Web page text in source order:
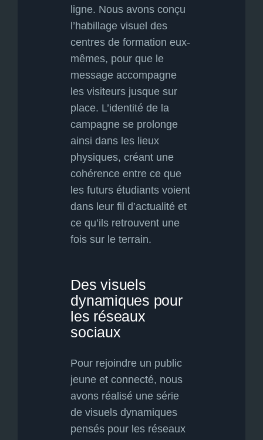
ligne. Nous avons conçu
l’habillage visuel des
centres de formation eux-
mêmes, pour que le
message accompagne
les visiteurs jusque sur
place. L’identité de la
campagne se prolonge
ainsi dans les lieux
physiques, créant une
cohérence entre ce que
les futurs étudiants voient
dans leur fil d’actualité et
ce qu’ils retrouvent une
fois sur le terrain.
Des visuels
dynamiques pour
les réseaux
sociaux
Pour rejoindre un public
jeune et connecté, nous
avons réalisé une série
de visuels dynamiques
pensés pour les réseaux